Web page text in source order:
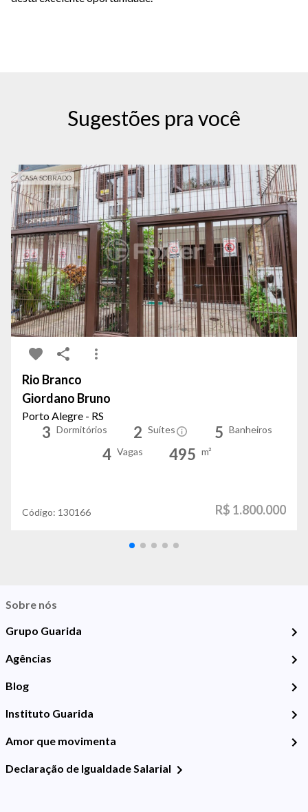
Sugestões pra você
CASA SOBRADO
Rio Branco
Giordano Bruno
Porto Alegre - RS
3 Dormitórios 2 Suítes 5 Banheiros
4 Vagas 495 m²
Código: 130166 R$ 1.800.000
Sobre nós
Grupo Guarida
Agências
Blog
Instituto Guarida
Amor que movimenta
Declaração de Igualdade Salarial